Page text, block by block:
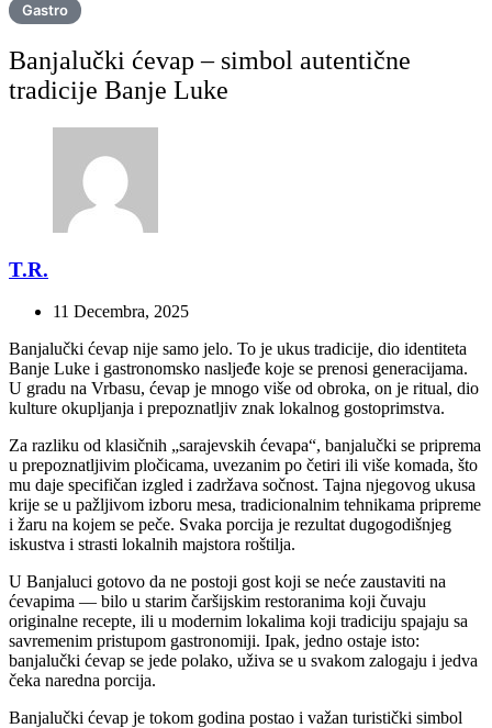
Gastro
Banjalučki ćevap – simbol autentične
tradicije Banje Luke
T.R.
11 Decembra, 2025
Banjalučki ćevap nije samo jelo. To je ukus tradicije, dio identiteta
Banje Luke i gastronomsko nasljeđe koje se prenosi generacijama.
U gradu na Vrbasu, ćevap je mnogo više od obroka, on je ritual, dio
kulture okupljanja i prepoznatljiv znak lokalnog gostoprimstva.
Za razliku od klasičnih „sarajevskih ćevapa“, banjalučki se priprema
u prepoznatljivim pločicama, uvezanim po četiri ili više komada, što
mu daje specifičan izgled i zadržava sočnost. Tajna njegovog ukusa
krije se u pažljivom izboru mesa, tradicionalnim tehnikama pripreme
i žaru na kojem se peče. Svaka porcija je rezultat dugogodišnjeg
iskustva i strasti lokalnih majstora roštilja.
U Banjaluci gotovo da ne postoji gost koji se neće zaustaviti na
ćevapima — bilo u starim čaršijskim restoranima koji čuvaju
originalne recepte, ili u modernim lokalima koji tradiciju spajaju sa
savremenim pristupom gastronomiji. Ipak, jedno ostaje isto:
banjalučki ćevap se jede polako, uživa se u svakom zalogaju i jedva
čeka naredna porcija.
Banjalučki ćevap je tokom godina postao i važan turistički simbol